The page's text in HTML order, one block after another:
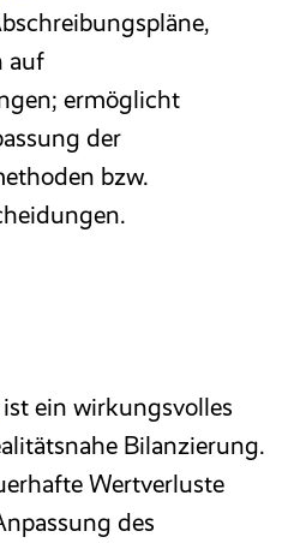
auf
ermöglicht
der
bzw.
ist ein wirkungsvolles
Bilanzierung.
Wertverluste
des